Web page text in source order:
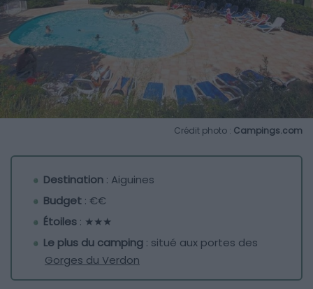
Crédit photo : Campings.com
Destination : Aiguines
Budget : €€
Étoiles : ★★★
Le plus du camping : situé aux portes des
Gorges du Verdon